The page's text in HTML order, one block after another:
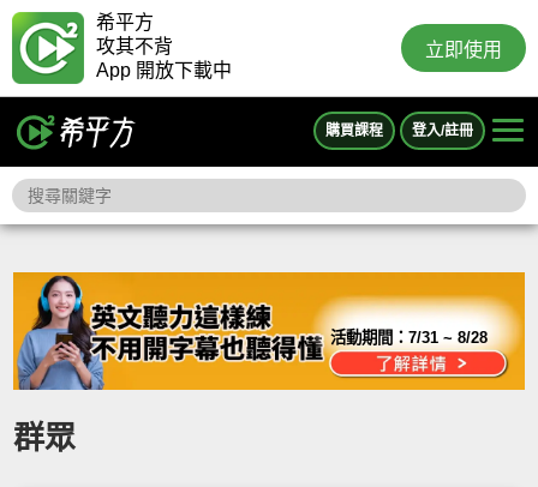
希平方
攻其不背
App 開放下載中
立即使用
購買課程 登入/註冊
活動期間：7/31 ~ 8/28
群眾